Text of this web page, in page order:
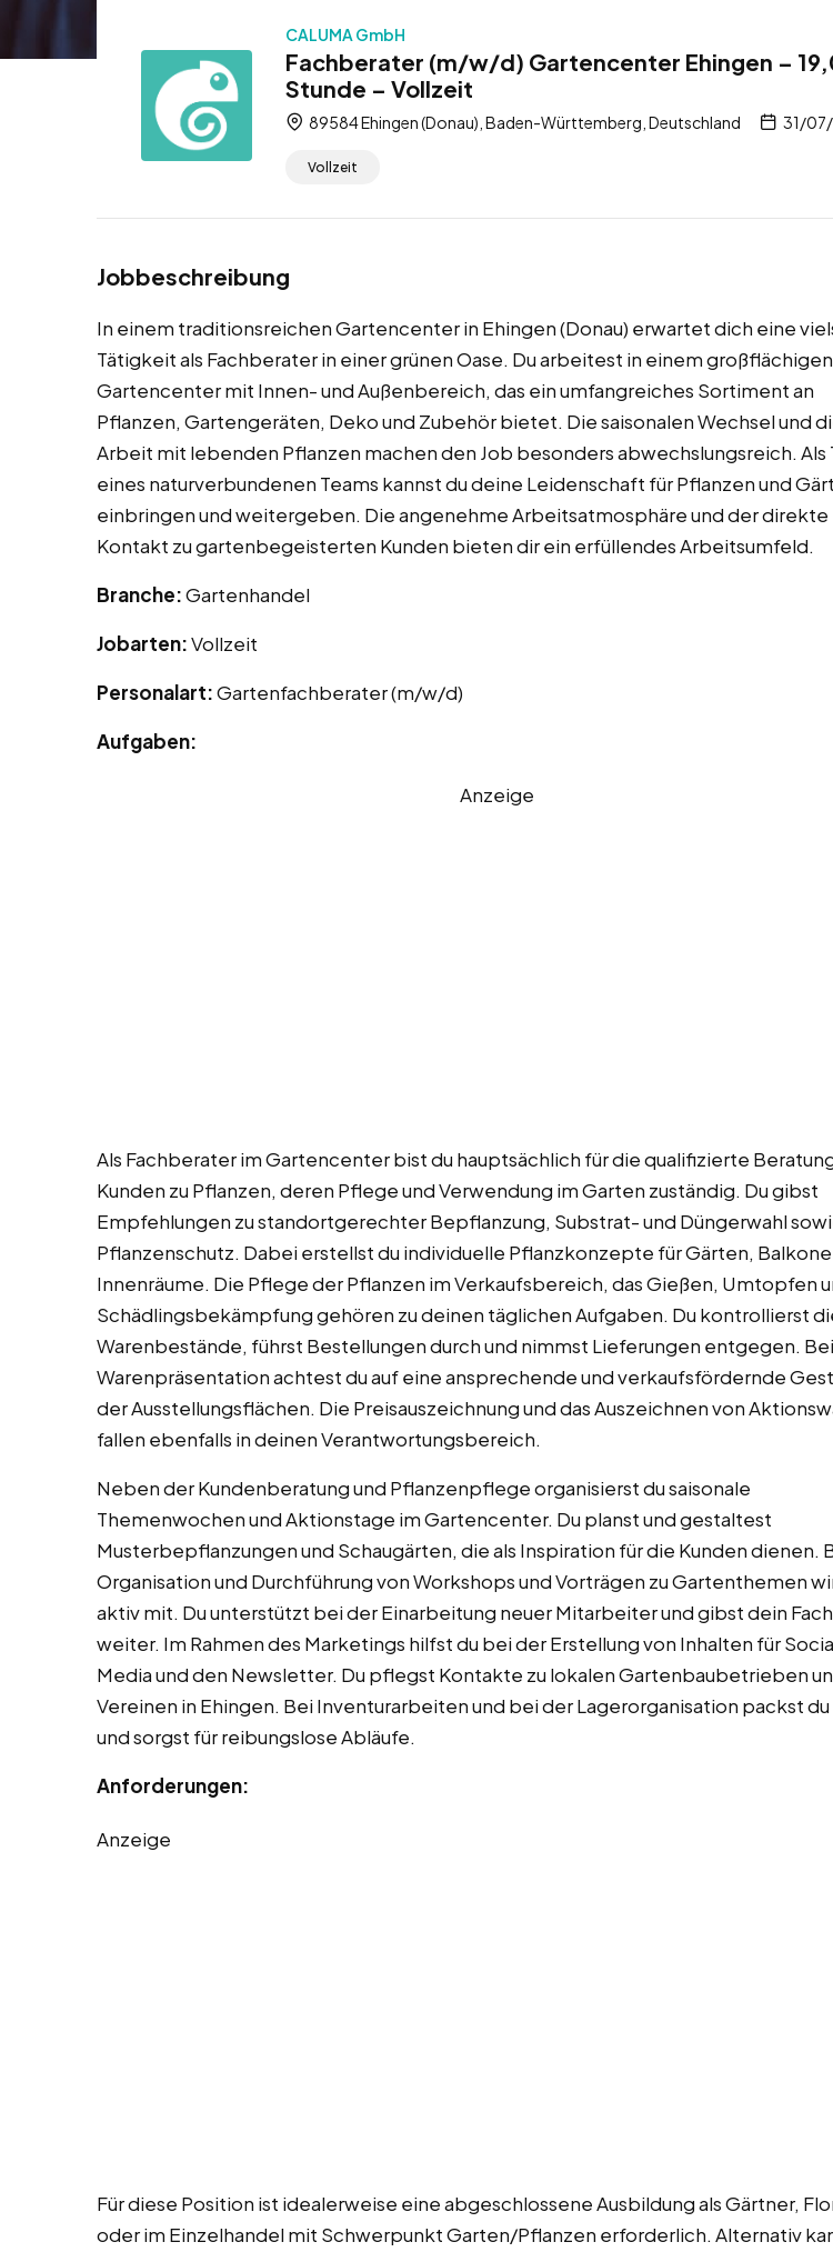
CALUMA GmbH
Fachberater (m/w/d) Gartencenter Ehingen –
Stunde – Vollzeit
89584 Ehingen (Donau), Baden-Württemberg, Deutschland 31/
Vollzeit
Jobbeschreibung
In einem traditionsreichen Gartencenter in Ehingen (Donau) erwartet dich eine
Tätigkeit als Fachberater in einer grünen Oase. Du arbeitest in einem großflächigen
Gartencenter mit Innen- und Außenbereich, das ein umfangreiches Sortiment an
Pflanzen, Gartengeräten, Deko und Zubehör bietet. Die saisonalen Wechsel und
Arbeit mit lebenden Pflanzen machen den Job besonders abwechslungsreich. Als
eines naturverbundenen Teams kannst du deine Leidenschaft für Pflanzen und
einbringen und weitergeben. Die angenehme Arbeitsatmosphäre und der direkte
Kontakt zu gartenbegeisterten Kunden bieten dir ein erfüllendes Arbeitsumfeld.
Branche:Gartenhandel
Jobarten:Vollzeit
Personalart:Gartenfachberater (m/w/d)
Aufgaben:
Anzeige
Als Fachberater im Gartencenter bist du hauptsächlich für die qualifizierte
Kunden zu Pflanzen, deren Pflege und Verwendung im Garten zuständig. Du gibst
Empfehlungen zu standortgerechter Bepflanzung, Substrat- und Düngerwahl
Pflanzenschutz. Dabei erstellst du individuelle Pflanzkonzepte für Gärten,
Innenräume. Die Pflege der Pflanzen im Verkaufsbereich, das Gießen, Umtopfen
Schädlingsbekämpfung gehören zu deinen täglichen Aufgaben. Du kontrollierst
Warenbestände, führst Bestellungen durch und nimmst Lieferungen entgegen.
Warenpräsentation achtest du auf eine ansprechende und verkaufsfördernde
der Ausstellungsflächen. Die Preisauszeichnung und das Auszeichnen von
fallen ebenfalls in deinen Verantwortungsbereich.
Neben der Kundenberatung und Pflanzenpflege organisierst du saisonale
Themenwochen und Aktionstage im Gartencenter. Du planst und gestaltest
Musterbepflanzungen und Schaugärten, die als Inspiration für die Kunden dienen.
Organisation und Durchführung von Workshops und Vorträgen zu Gartenthemen
aktiv mit. Du unterstützt bei der Einarbeitung neuer Mitarbeiter und gibst dein
weiter. Im Rahmen des Marketings hilfst du bei der Erstellung von Inhalten für
Media und den Newsletter. Du pflegst Kontakte zu lokalen Gartenbaubetrieben
Vereinen in Ehingen. Bei Inventurarbeiten und bei der Lagerorganisation packst du
und sorgst für reibungslose Abläufe.
Anforderungen:
Anzeige
Für diese Position ist idealerweise eine abgeschlossene Ausbildung als Gärtner,
oder im Einzelhandel mit Schwerpunkt Garten/Pflanzen erforderlich. Alternativ